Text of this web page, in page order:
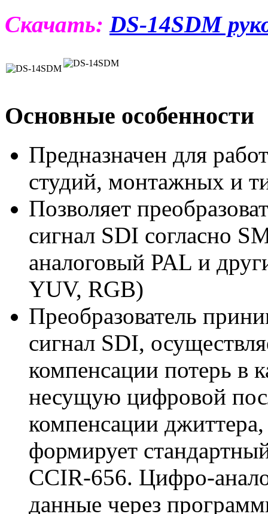
Скачать: DS-14SDM
Основные особенности
Предназначен для
студий, монтажных и
Позволяет
сигнал SDI согласно
аналоговый PAL и
YUV, RGB)
Преобразователь
сигнал SDI,
компенсации потерь в
несущую цифровой
компенсации
формирует
CCIR-656. Цифро-
данные через